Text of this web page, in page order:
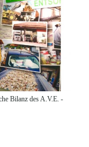
Bilanz des A.V.E. -